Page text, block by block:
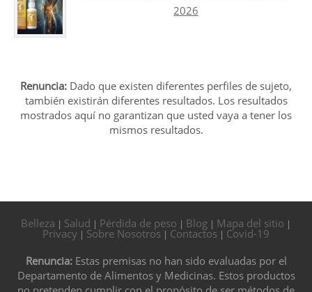
2026
Renuncia: Dado que existen diferentes perfiles de sujeto,
también existirán diferentes resultados. Los resultados
mostrados aquí no garantizan que usted vaya a tener los
mismos resultados.
Belleza | Salud | Pérdida de peso | Blog | Mapa del sitio |
Privacy | Sobre Nosotros | Contactos | Covid-19
Renuncia:Estas premisas no han sido evaluadas por el
Departamento de Alimentos y Medicinas. Estos productos